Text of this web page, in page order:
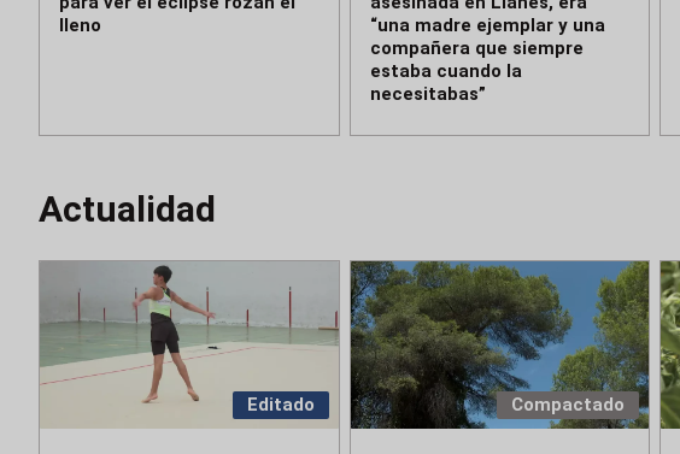
lleno
“una madre ejemplar y una
compañera que siempre
estaba cuando la
necesitabas”
Actualidad
Editado Compactado